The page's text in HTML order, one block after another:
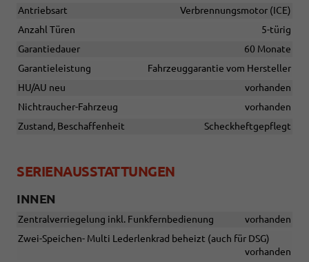
Antriebsart
Verbrennungsmotor (ICE)
Anzahl Türen
5-türig
Garantiedauer
60 Monate
Garantieleistung
Fahrzeuggarantie vom Hersteller
HU/AU neu
vorhanden
Nichtraucher-Fahrzeug
vorhanden
Zustand, Beschaffenheit
Scheckheftgepflegt
SERIENAUSSTATTUNGEN
INNEN
Zentralverriegelung inkl. Funkfernbedienung
vorhanden
Zwei-Speichen- Multi Lederlenkrad beheizt (auch für DSG)
vorhanden